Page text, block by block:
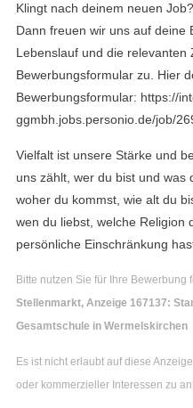
Klingt nach deinem neuen Job?
Dann freuen wir uns auf deine
Lebenslauf und die relevanten
Bewerbungsformular zu. Hier
Bewerbungsformular: https://
ggmbh.jobs.personio.de/job/
Vielfalt ist unsere Stärke und
uns zählt, wer du bist und was
woher du kommst, wie alt du
wen du liebst, welche Religion
persönliche Einschränkung
Bitte nutzen Sie für Ihre Bewerbung
Stellenmarkt, Anzeige 167137:
Gesamtschule in Wermelskirchen
Es ist nicht erlaubt auf diese
oder kommerzieller Interessen zu